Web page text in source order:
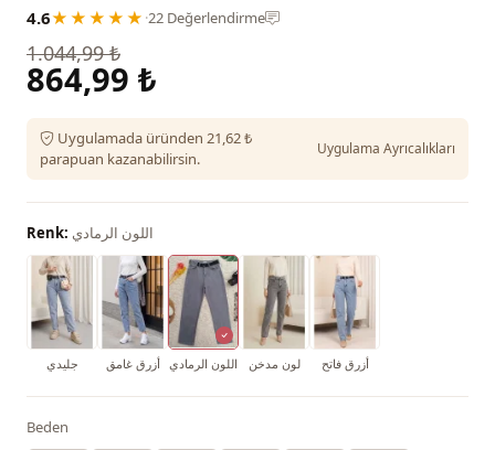
4.6★★★★★ ·22 Değerlendirme
1.044,99 ₺
864,99 ₺
Uygulamada üründen 21,62 ₺
parapuan kazanabilirsin.
Uygulama Ayrıcalıkları
Renk: اللون الرمادي
جليدي أزرق غامق اللون الرمادي لون مدخن أزرق فاتح
Beden